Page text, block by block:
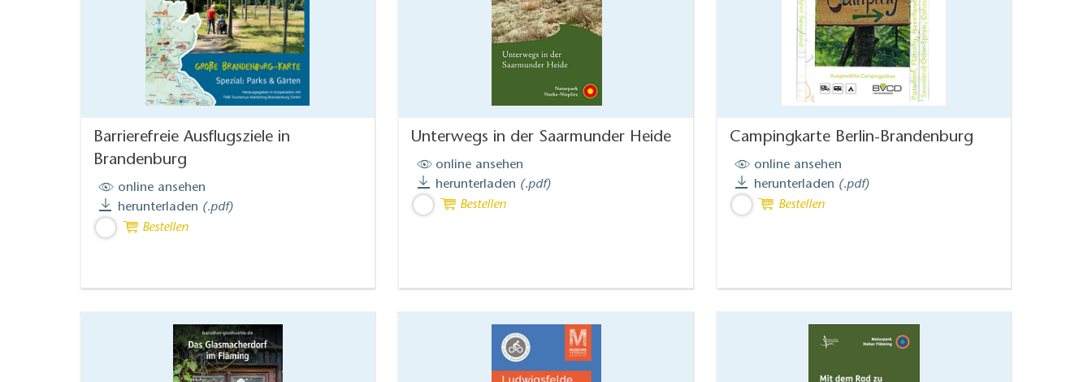
Barrierefreie Ausflugsziele in
Brandenburg
online ansehen
herunterladen (.pdf)
Bestellen
Unterwegs in der Saarmunder Heide
online ansehen
herunterladen (.pdf)
Bestellen
Campingkarte Berlin-Brandenburg
online ansehen
herunterladen (.pdf)
Bestellen